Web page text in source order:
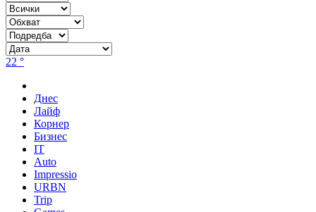
22 °
Днес
Лайф
Корнер
Бизнес
IT
Auto
Impressio
URBN
Trip